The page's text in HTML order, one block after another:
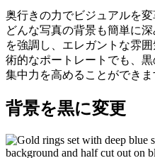
奥行きの力でビジュアルを
どんな写真の背景も簡単に
を強調し、エレガントな雰
術的なポートレートでも、
集中力を高めることができま
背景を黒に変更